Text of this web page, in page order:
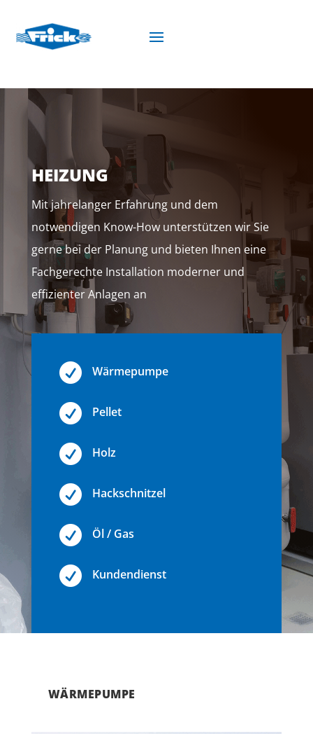
HEIZUNG
Mit jahrelanger Erfahrung und dem
notwendigen Know-How unterstützen wir Sie
gerne bei der Planung und bieten Ihnen eine
Fachgerechte Installation moderner und
effizienter Anlagen an
 Wärmepumpe
 Pellet
 Holz
 Hackschnitzel
 Öl / Gas
 Kundendienst
WÄRMEPUMPE